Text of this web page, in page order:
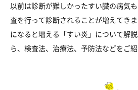
以前は診断が難しかったすい臓の病気
査を行って診断されることが増えてき
になると増える「すい炎」について解
ら、検査法、治療法、予防法などをご紹